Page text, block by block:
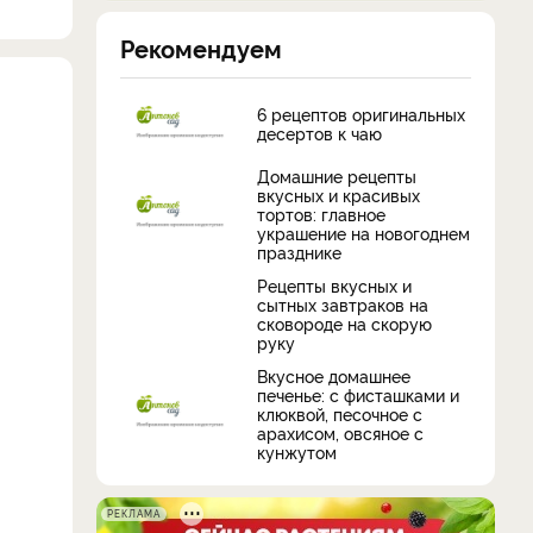
Рекомендуем
6 рецептов оригинальных
десертов к чаю
Домашние рецепты
вкусных и красивых
тортов: главное
украшение на новогоднем
празднике
Рецепты вкусных и
сытных завтраков на
сковороде на скорую
руку
Вкусное домашнее
печенье: с фисташками и
клюквой, песочное с
арахисом, овсяное с
кунжутом
РЕКЛАМА